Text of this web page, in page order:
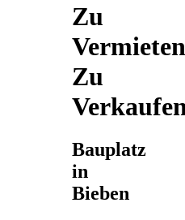
Zu
Zu
Bauplatz
in
Bieben